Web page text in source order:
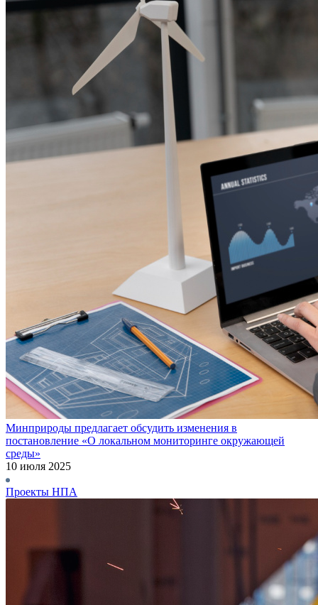
Минприроды предлагает обсудить изменения в
постановление «О локальном мониторинге окружающей
среды»
10 июля 2025
Проекты НПА